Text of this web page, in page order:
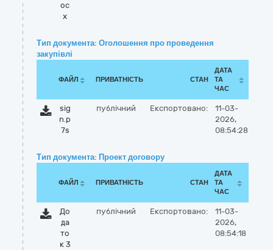
oc
x
Тип документа: Оголошення про проведення
закупівлі
ФАЙЛ ПРИВАТНІСТЬ СТАН
ДАТА
ТА
ЧАС
sig
n.p
7s
публічний Експортовано:
11-03-
2026,
08:54:28
Тип документа: Проект договору
ФАЙЛ ПРИВАТНІСТЬ СТАН
ДАТА
ТА
ЧАС
До
да
то
к 3
публічний Експортовано:
11-03-
2026,
08:54:18